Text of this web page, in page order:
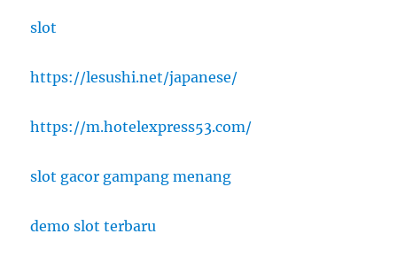
slot
https://lesushi.net/japanese/
https://m.hotelexpress53.com/
slot gacor gampang menang
demo slot terbaru